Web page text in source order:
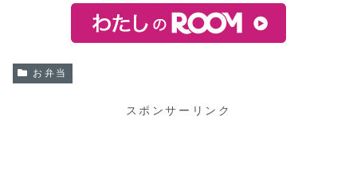
お弁当
スポンサーリンク